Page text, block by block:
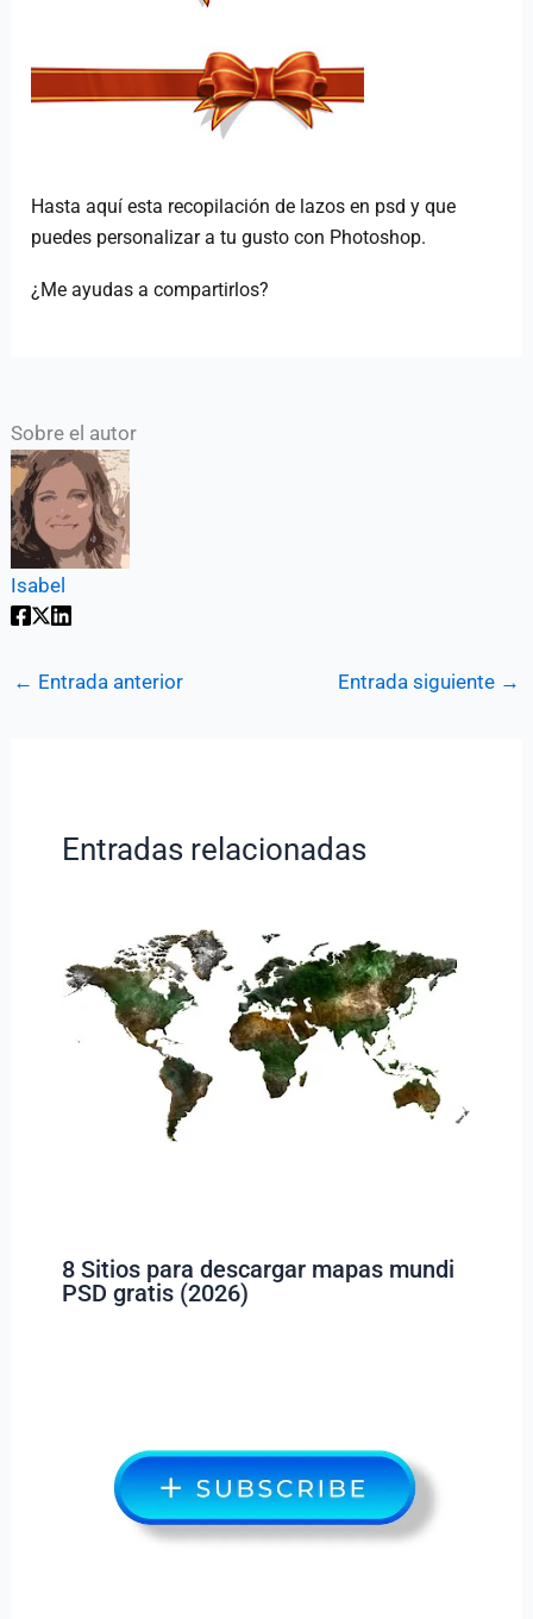
Hasta aquí esta recopilación de lazos en psd y que
puedes personalizar a tu gusto con Photoshop.
¿Me ayudas a compartirlos?
Sobre el autor
Isabel
← Entrada anterior Entrada siguiente →
Entradas relacionadas
8 Sitios para descargar mapas mundi
PSD gratis (2026)